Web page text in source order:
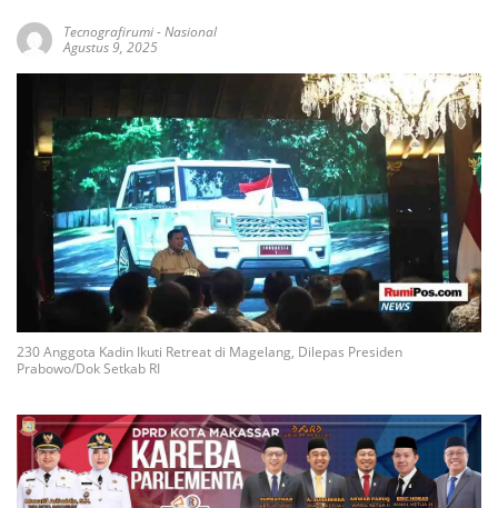
Tecnografirumi-Nasional
Agustus 9, 2025
230 Anggota Kadin Ikuti Retreat di Magelang, Dilepas Presiden
Prabowo/Dok Setkab RI